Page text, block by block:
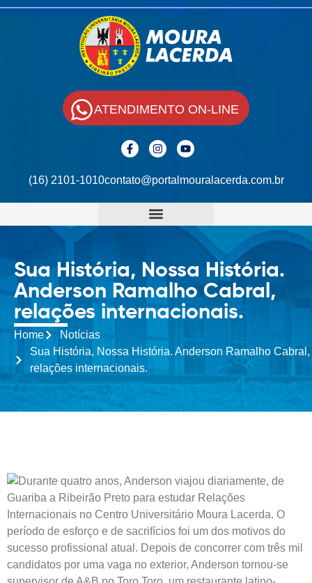
(16) 2101-1010contato@portalmouralacerda.com.br
ATENDIMENTO ON-LINE
Sua História, Nossa História.
Anderson Ramalho Cabral,
relações internacionais.
Home
Notícias
Sua História, Nossa História. Anderson Ramalho Cabral,
relações internacionais.
Durante quatro anos, Anderson viajou diariamente, de
Guariba a Ribeirão Preto para estudar Relações
Internacionais no Centro Universitário Moura Lacerda. O
período de esforço e de sacrifícios foi um dos motivos do
sucesso profissional atual. Depois de concorrer com três mil
candidatos por uma vaga no exterior, Anderson tornou-se